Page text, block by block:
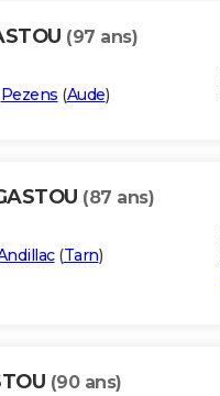
(97 ans)
Pezens (Aude)
(87 ans)
(Tarn)
(90 ans)